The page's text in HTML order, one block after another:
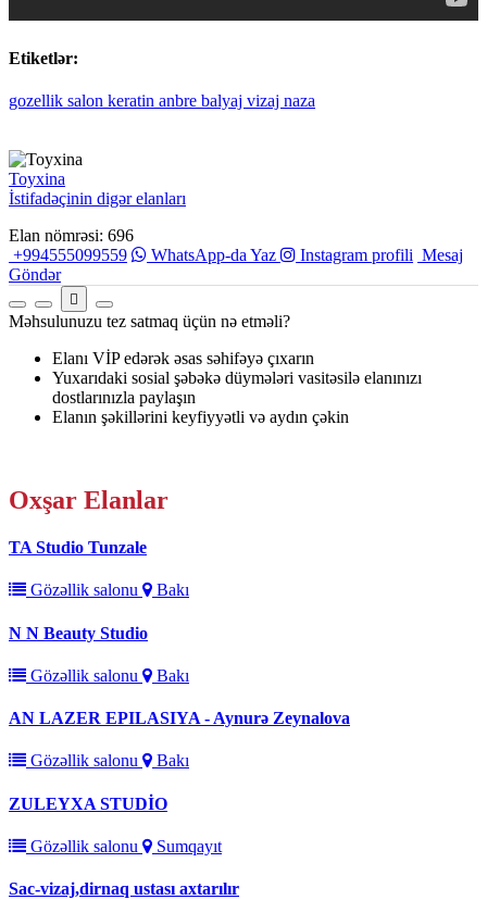
Etiketlər:
gozellik salon keratin anbre balyaj vizaj naza
Toyxina
İstifadəçinin digər elanları
Elan nömrəsi: 696
+994555099559
WhatsApp-da Yaz Instagram profili Mesaj
Göndər
Məhsulunuzu tez satmaq üçün nə etməli?
Elanı VİP edərək əsas səhifəyə çıxarın
Yuxarıdaki sosial şəbəkə düymələri vasitəsilə elanınızı
dostlarınızla paylaşın
Elanın şəkillərini keyfiyyətli və aydın çəkin
Oxşar Elanlar
TA Studio Tunzale
Gözəllik salonu Bakı
N N Beauty Studio
Gözəllik salonu Bakı
AN LAZER EPILASIYA - Aynurə Zeynalova
Gözəllik salonu Bakı
ZULEYXA STUDİO
Gözəllik salonu Sumqayıt
Sac-vizaj,dirnaq ustası axtarılır